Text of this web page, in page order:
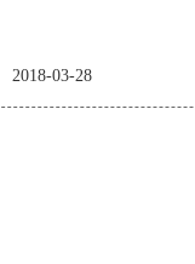
2018-03-28